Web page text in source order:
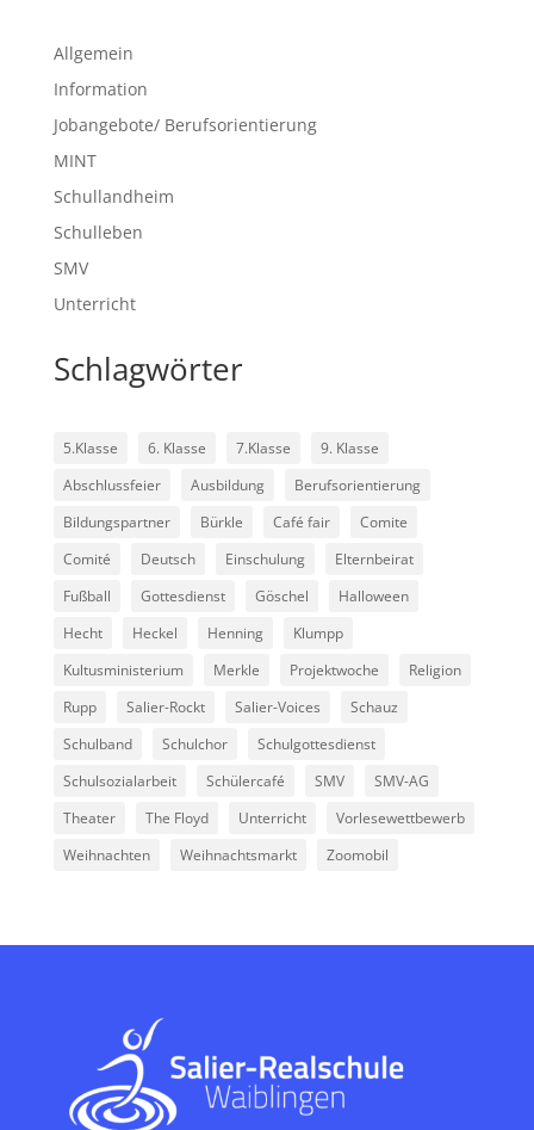
Allgemein
Information
Jobangebote/ Berufsorientierung
MINT
Schullandheim
Schulleben
SMV
Unterricht
Schlagwörter
5.Klasse 6. Klasse 7.Klasse
9. Klasse
Abschlussfeier
Ausbildung
Berufsorientierung
Bildungspartner
Bürkle Café fair
Comite
Comité
Deutsch Einschulung
Elternbeirat
Fußball
Gottesdienst Göschel
Halloween
Hecht
Heckel Henning
Klumpp
Kultusministerium
Merkle Projektwoche
Religion
Rupp
Salier-Rockt Salier-Voices
Schauz
Schulband
Schulchor
Schulgottesdienst
Schulsozialarbeit
Schülercafé SMV
SMV-AG
Theater
The Floyd Unterricht
Vorlesewettbewerb
Weihnachten
Weihnachtsmarkt Zoomobil